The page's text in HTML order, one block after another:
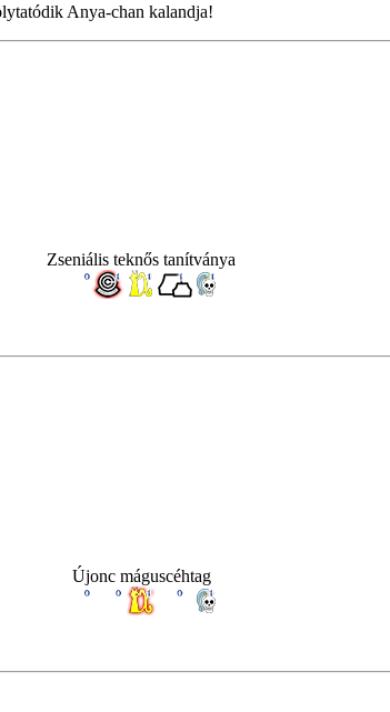
Anya-chan kalandja!
Zseniális teknős tanítványa
Újonc máguscéhtag